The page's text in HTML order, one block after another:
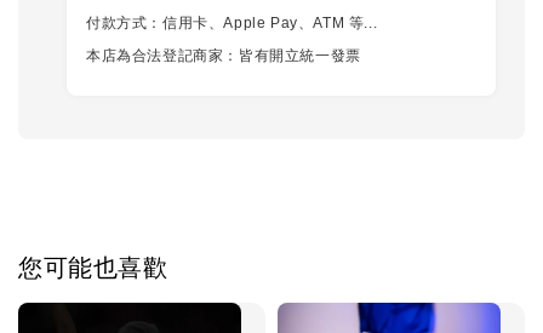
付款方式：信用卡、Apple Pay、ATM 等...
本店為合法登記商家：皆有開立統一發票
您可能也喜歡